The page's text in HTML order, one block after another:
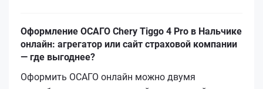
Оформление ОСАГО Chery Tiggo 4 Pro в Нальчике
онлайн: агрегатор или сайт страховой компании
— где выгоднее?
Оформить ОСАГО онлайн можно двумя